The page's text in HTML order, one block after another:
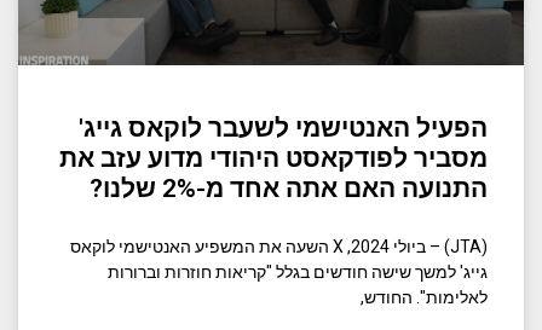
הפעיל האנטישמי לשעבר לוקאס גייג'
מסביר לפודקאסט היהודי מדוע עזב את
התנועה האם אתה אחד מ-2% שלנו?
(JTA) – ביולי 2024, X השעה את המשפיע האנטישמי לוקאס
גייג' למשך שישה חודשים בגלל "קריאות חוזרות וברורות
לאלימות". החודש,